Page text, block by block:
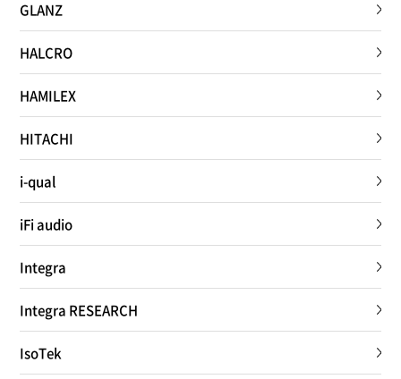
GLANZ
HALCRO
HAMILEX
HITACHI
i-qual
iFi audio
Integra
Integra RESEARCH
IsoTek